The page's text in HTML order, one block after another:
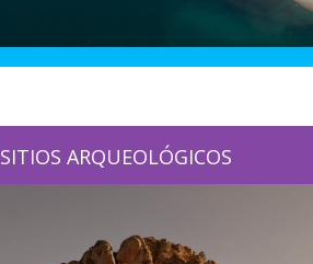
SITIOS ARQUEOLÓGICOS